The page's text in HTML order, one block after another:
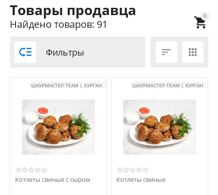
0

Товары продавца
Найдено товаров: 91
 Фильтры  
ШАУРМАСТЕР TEAM | КУРГАН
Котлеты свиные с сыром
ШАУРМАСТЕР TEAM | КУРГАН
Котлеты свиные